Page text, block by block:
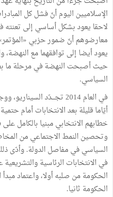
الإسلاميين اليوم أنّ فشل كل
لاحقا يعود بشكل أساسي إلى تعنته
معارضوهم أنّ ضمور حزبي «المؤتمر»
يعود أيضا إلى توافقهما مع
السياسي.
في العام 2014 تجـــدّد
أيّاما قليلة بعد الانتخابات أمام
خطابهم الانتخابي مبنيا بالكامل
وتحصين النمط الاجتماعي من
السياسي في مفاصل الدولة. وأدّى
في الانتخابات الرئاسية
الحكومة من صلبه أولا، واعتماد
الحكومة ثانيا.